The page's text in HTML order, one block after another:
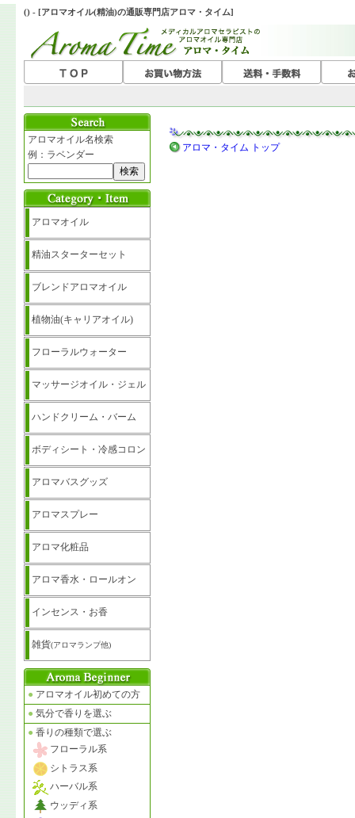
() - [アロマオイル(精油)の通販専門店アロマ・タイム]
アロマオイル名検索
例：ラベンダー
アロマオイル
精油スターターセット
ブレンドアロマオイル
植物油(キャリアオイル)
フローラルウォーター
マッサージオイル・ジェル
ハンドクリーム・バーム
ボディシート・冷感コロン
アロマバスグッズ
アロマスプレー
アロマ化粧品
アロマ香水・ロールオン
インセンス・お香
雑貨(アロマランプ他)
● アロマオイル初めての方
● 気分で香りを選ぶ
● 香りの種類で選ぶ
フローラル系
シトラス系
ハーバル系
ウッディ系
アロマ・タイム トップ